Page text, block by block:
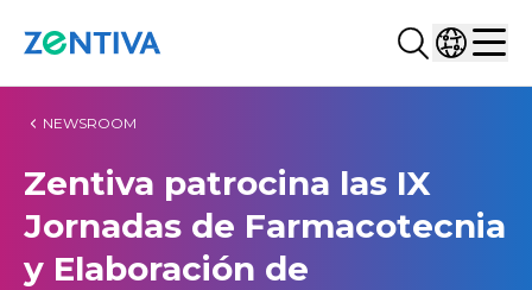
Buscar...
NEWSROOM
Zentiva patrocina las IX
Jornadas de Farmacotecnia
y Elaboración de